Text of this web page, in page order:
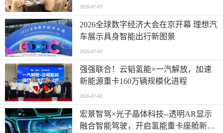
2026-07-07
2026全球数字经济大会在京开幕 理想汽
车展示具身智能出行新图景
2026-07-02
强强联合！云韬氢能×一汽解放，加速
新能源重卡160万辆规模化进程
2026-07-02
宏景智驾×光子晶体科技--透明AR显示
融合智能驾驶，开启氢能重卡座舱新时